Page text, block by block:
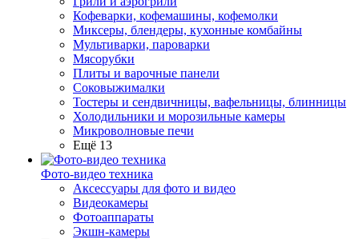
Кофеварки, кофемашины, кофемолки
Миксеры, блендеры, кухонные комбайны
Мультиварки, пароварки
Мясорубки
Плиты и варочные панели
Соковыжималки
Тостеры и сендвичницы, вафельницы, блинницы
Холодильники и морозильные камеры
Микроволновые печи
Ещё 13
Фото-видео техника
Аксессуары для фото и видео
Видеокамеры
Фотоаппараты
Экшн-камеры